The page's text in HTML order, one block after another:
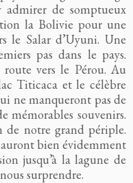
de somptueux
la Bolivie pour une
le Salar d’Uyuni. Une
pas dans le pays.
vers le Pérou. Au
Titicaca et le célèbre
ne manqueront pas de
mémorables souvenirs.
de notre grand périple.
auront bien évidemment
jusqu’à la lagune de
surprendre.